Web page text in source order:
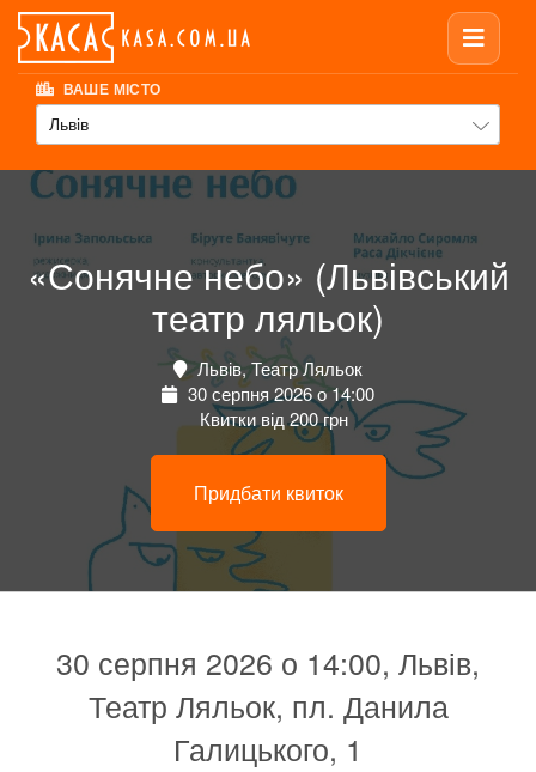
ВАШЕ МІСТО
Львів
«Сонячне небо» (Львівський
театр ляльок)
Львів, Театр Ляльок
30 серпня 2026 о 14:00
Квитки від 200 грн
Придбати квиток
30 серпня 2026 о 14:00, Львів,
Театр Ляльок, пл. Данила
Галицького, 1